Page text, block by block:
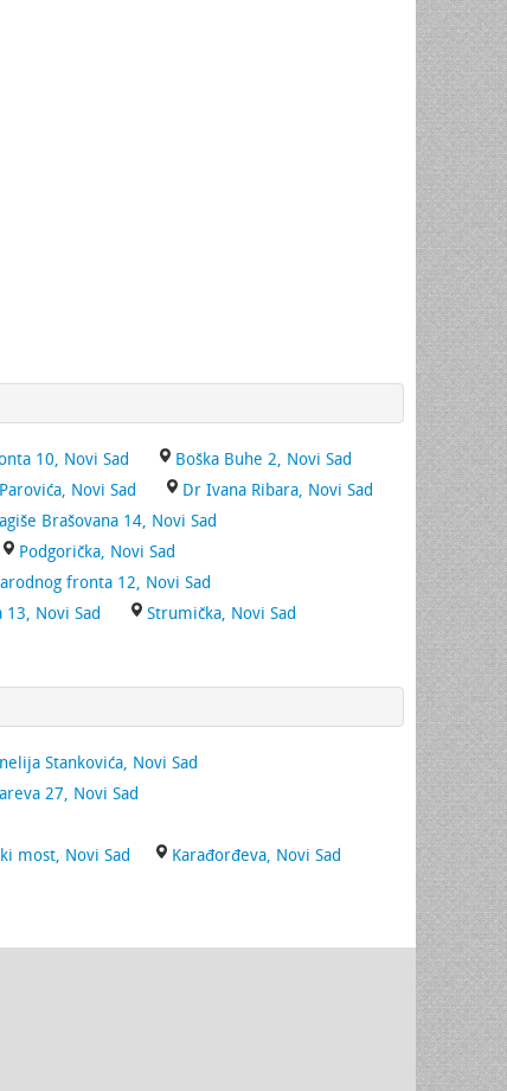
10, Novi Sad
Boška Buhe 2, Novi Sad
Novi Sad
Dr Ivana Ribara, Novi Sad
Brašovana 14, Novi Sad
Podgorička, Novi Sad
fronta 12, Novi Sad
13, Novi Sad
Strumička, Novi Sad
Stankovića, Novi Sad
27, Novi Sad
most, Novi Sad
Karađorđeva, Novi Sad